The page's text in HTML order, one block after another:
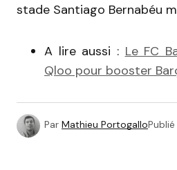
stade Santiago Bernabéu
A lire aussi : Le FC
Qloo pour booster
Par Mathieu PortogalloPublié